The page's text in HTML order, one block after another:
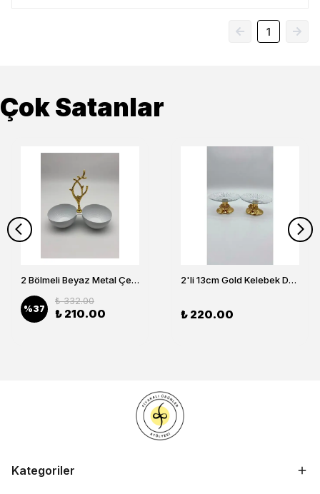
1
Çok Satanlar
2 Bölmeli Beyaz Metal Çerezlik, Altın Dallı Çerez Tabağı
%37
₺ 332.00
₺ 210.00
2'li 13cm Gold Kelebek Detaylı Metal Ayaklı Cam Lokumluk , Sunumluk , Şekerlik, Çerezlik
₺ 220.00
Kategoriler